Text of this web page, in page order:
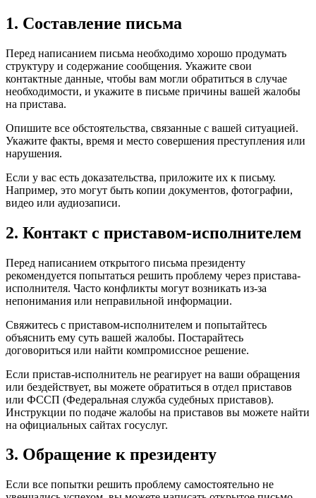
1. Составление письма
Перед написанием письма необходимо хорошо продумать
структуру и содержание сообщения. Укажите свои
контактные данные, чтобы вам могли обратиться в случае
необходимости, и укажите в письме причины вашей жалобы
на пристава.
Опишите все обстоятельства, связанные с вашей ситуацией.
Укажите факты, время и место совершения преступления или
нарушения.
Если у вас есть доказательства, приложите их к письму.
Например, это могут быть копии документов, фотографии,
видео или аудиозаписи.
2. Контакт с приставом-исполнителем
Перед написанием открытого письма президенту
рекомендуется попытаться решить проблему через пристава-
исполнителя. Часто конфликты могут возникать из-за
непонимания или неправильной информации.
Свяжитесь с приставом-исполнителем и попытайтесь
объяснить ему суть вашей жалобы. Постарайтесь
договориться или найти компромиссное решение.
Если пристав-исполнитель не реагирует на ваши обращения
или бездействует, вы можете обратиться в отдел приставов
или ФССП (Федеральная служба судебных приставов).
Инструкции по подаче жалобы на приставов вы можете найти
на официальных сайтах госуслуг.
3. Обращение к президенту
Если все попытки решить проблему самостоятельно не